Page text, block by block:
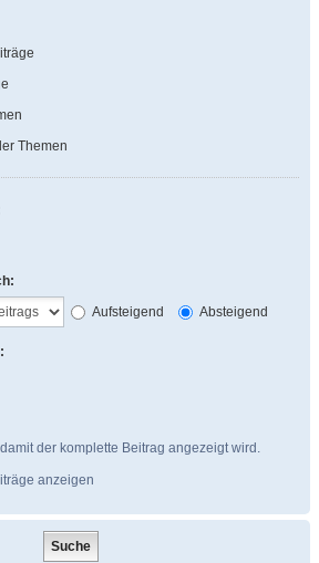
Themen
Aufsteigend
Absteigend
der komplette Beitrag angezeigt wird.
anzeigen